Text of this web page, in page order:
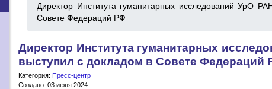
Директор Института гуманитарных исследований УрО
Совете Федераций РФ
Директор Института гуманитарных
выступил с докладом в Совете Федераций
Категория: Пресс-центр
Создано: 03 июня 2024